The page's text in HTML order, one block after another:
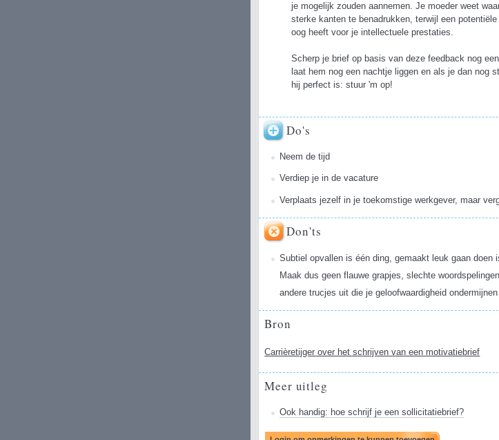
je mogelijk zouden aannemen. Je moeder weet
sterke kanten te benadrukken, terwijl een
oog heeft voor je intellectuele prestaties.
Scherp je brief op basis van deze feedback nog
laat hem nog een nachtje liggen en als je dan nog
hij perfect is: stuur 'm op!
Do's
Neem de tijd
Verdiep je in de vacature
Verplaats jezelf in je toekomstige werkgever, maar
Don'ts
Subtiel opvallen is één ding, gemaakt leuk gaan doen
Maak dus geen flauwe grapjes, slechte
andere trucjes uit die je geloofwaardigheid ondermijnen
Bron
Carrièretijger over het schrijven van een motivatiebrief
Meer uitleg
Ook handig: hoe schrijf je een sollicitatiebrief?